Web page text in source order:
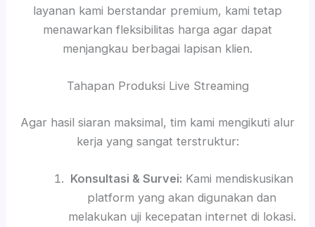
layanan kami berstandar premium, kami tetap
menawarkan fleksibilitas harga agar dapat
menjangkau berbagai lapisan klien.
Tahapan Produksi Live Streaming
Agar hasil siaran maksimal, tim kami mengikuti alur
kerja yang sangat terstruktur:
Konsultasi & Survei: Kami mendiskusikan
platform yang akan digunakan dan
melakukan uji kecepatan internet di lokasi.